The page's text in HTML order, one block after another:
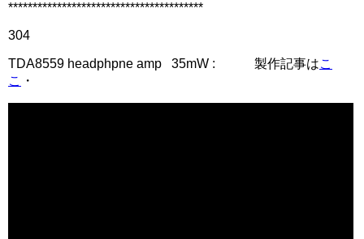
****************************************
304
TDA8559 headphpne amp 35mW : 製作記事はこ
こ
・